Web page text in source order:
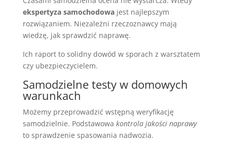
ekspertyza samochodowajest najlepszym
rozwiązaniem. Niezależni rzeczoznawcy mają
wiedzę, jak sprawdzić naprawę.
Ich raport to solidny dowód w sporach z warsztatem
czy ubezpieczycielem.
Samodzielne testy w domowych
warunkach
Możemy przeprowadzić wstępną weryfikację
samodzielnie. Podstawowa kontrola jakości naprawy
to sprawdzenie spasowania nadwozia.